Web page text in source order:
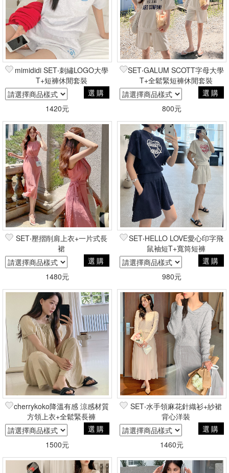
mimididi SET‧刺繡LOGO大學
T+短褲休閒套裝
選購
1420元
SET‧GALUM SCOTT字母大學
T+全鬆緊短褲休閒套裝
選購
800元
SET‧壓摺削肩上衣+一片式長
裙
選購
1480元
SET‧HELLO LOVE愛心印字飛
鼠袖短T+寬筒短褲
選購
980元
cherrykoko降溫有感 涼感材質
方領上衣+全鬆緊長褲
選購
1500元
SET‧水手領麻花針織衫+紗裙
背心洋裝
選購
1460元